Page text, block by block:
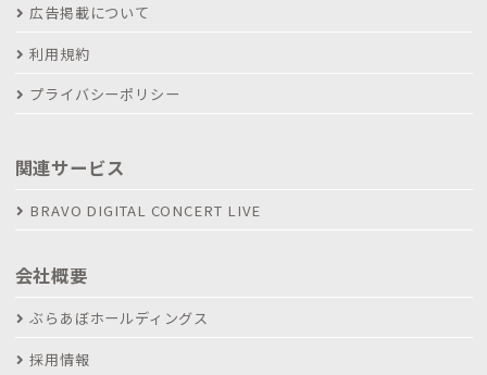
広告掲載について
利用規約
プライバシーポリシー
関連サービス
BRAVO DIGITAL CONCERT LIVE
会社概要
ぶらあぼホールディングス
採用情報